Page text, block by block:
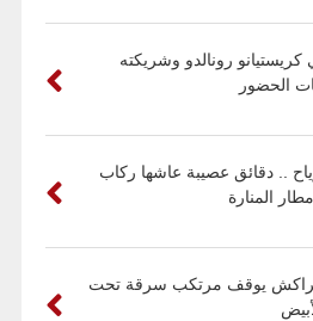
رونالدو وشريكته
الحضور
.. دقائق عصيبة عاشها ركاب
المنارة
مراكش يوقف مرتكب سرقة تحت